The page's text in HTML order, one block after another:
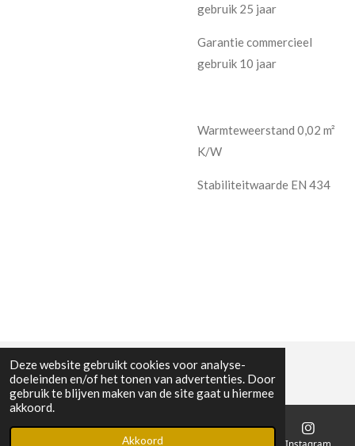
Deze website gebruikt cookies voor analyse-
doeleinden en/of het tonen van advertenties. Door
gebruik te blijven maken van de site gaat u hiermee
akkoord.
Akkoord
gebruik 25 jaar
Garantie commercieel
gebruik 10 jaar
Warmteweerstand 0,02 m²
K/W
Stabiliteitwaarde EN 434